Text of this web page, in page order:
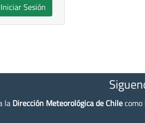
Iniciar Sesión
la Dirección Meteorológica de Chile